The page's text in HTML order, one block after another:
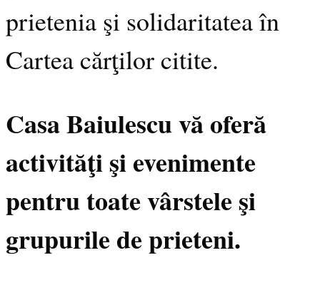
prietenia şi solidaritatea în
Cartea cărţilor citite.
Casa Baiulescu vă oferă
activităţi şi evenimente
pentru toate vârstele şi
grupurile de prieteni.